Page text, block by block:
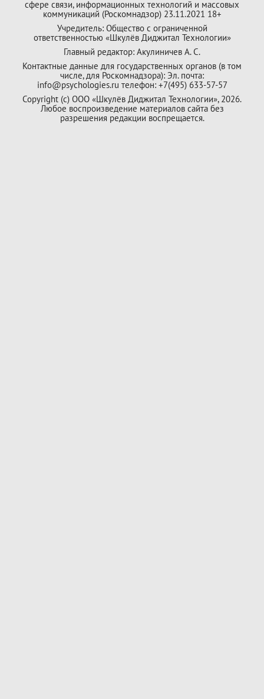
сфере связи, информационных технологий и массовых
коммуникаций (Роскомнадзор) 23.11.2021 18+
Учредитель: Общество с ограниченной
ответственностью «Шкулёв Диджитал Технологии»
Главный редактор: Акулиничев А. С.
Контактные данные для государственных органов (в том
числе, для Роскомнадзора): Эл. почта:
info@psychologies.ru телефон: +7(495) 633-57-57
Copyright (с) ООО «Шкулёв Диджитал Технологии», 2026.
Любое воспроизведение материалов сайта без
разрешения редакции воспрещается.